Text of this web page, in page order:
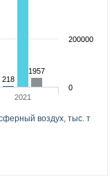
218
1957
воздух, тыс. т
2021
0
200000